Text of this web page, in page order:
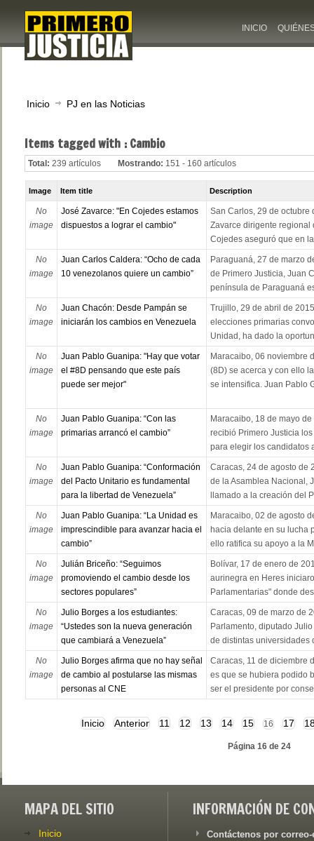
INICIO
Inicio PJ en las Noticias
Items tagged with : Cambio
Total: 239 artículos Mostrando: 151 - 160 artículos
Image Item title Description
No
image
José Zavarce: "En Cojedes estamos
dispuestos a lograr el cambio"
San Carlos, 29 de octubre
Zavarce dirigente regional
Cojedes aseguró que en
No
image
Juan Carlos Caldera: “Ocho de cada
10 venezolanos quiere un cambio”
Paraguaná, 27 de marzo
de Primero Justicia, Juan
península de Paraguaná
No
image
Juan Chacón: Desde Pampán se
iniciarán los cambios en Venezuela
Trujillo, 29 de abril de
elecciones primarias
Unidad, ha dado la
No
image
Juan Pablo Guanipa: "Hay que votar
el #8D pensando que este país
puede ser mejor"
Maracaibo, 06 noviembre
(8D) se acerca y con ello
se intensifica. Juan Pablo
No
image
Juan Pablo Guanipa: “Con las
primarias arrancó el cambio”
Maracaibo, 18 de mayo
recibió Primero Justicia
para elegir los candidatos
No
image
Juan Pablo Guanipa: “Conformación
del Pacto Unitario es fundamental
para la libertad de Venezuela”
Caracas, 24 de agosto de
de la Asamblea Nacional,
llamado a la creación del
No
image
Juan Pablo Guanipa: “La Unidad es
imprescindible para avanzar hacia el
cambio”
Maracaibo, 02 de agosto
hacia delante en su lucha
ello ratifica su apoyo a la
No
image
Julián Briceño: “Seguimos
promoviendo el cambio desde los
sectores populares”
Bolívar, 17 de enero de
aurinegra en Heres
Parlamentarias" donde
No
image
Julio Borges a los estudiantes:
“Ustedes son la nueva generación
que cambiará a Venezuela”
Caracas, 09 de marzo de
Parlamento, diputado
de distintas universidades
No
image
Julio Borges afirma que no hay señal
de cambio al postularse las mismas
personas al CNE
Caracas, 11 de diciembre
es que se hubiera podido
ser el presidente por
Inicio Anterior 11 12 13 14 15 16 17
Página 16 de 24
MAPA DEL SITIO
Inicio
INFORMACIÓN DE
Contáctenos por